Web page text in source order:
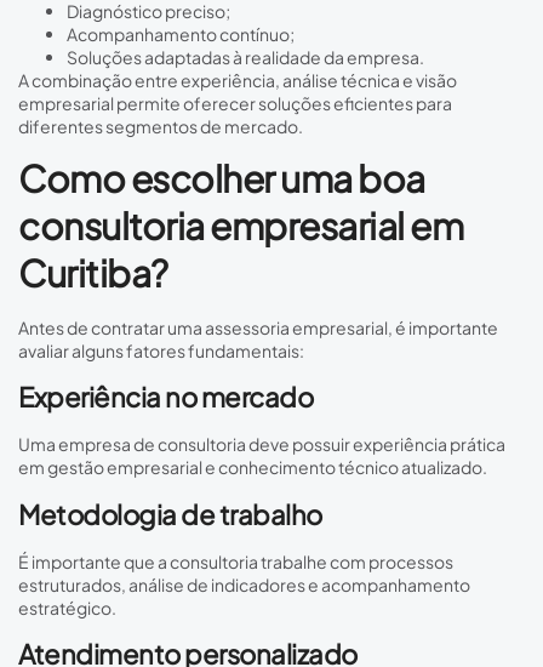
Diagnóstico preciso;
Acompanhamento contínuo;
Soluções adaptadas à realidade da empresa.
A combinação entre experiência, análise técnica e visão
empresarial permite oferecer soluções eficientes para
diferentes segmentos de mercado.
Como escolher uma boa
consultoria empresarial em
Curitiba?
Antes de contratar uma assessoria empresarial, é importante
avaliar alguns fatores fundamentais:
Experiência no mercado
Uma empresa de consultoria deve possuir experiência prática
em gestão empresarial e conhecimento técnico atualizado.
Metodologia de trabalho
É importante que a consultoria trabalhe com processos
estruturados, análise de indicadores e acompanhamento
estratégico.
Atendimento personalizado